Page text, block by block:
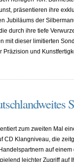
präsentieren ihre
Jubiläums der
durch ihre tiefe
mit dieser limitierten
Präzision und
zum zweiten Mal
CD Klangniveau, die
auf
leichter Zugriff auf